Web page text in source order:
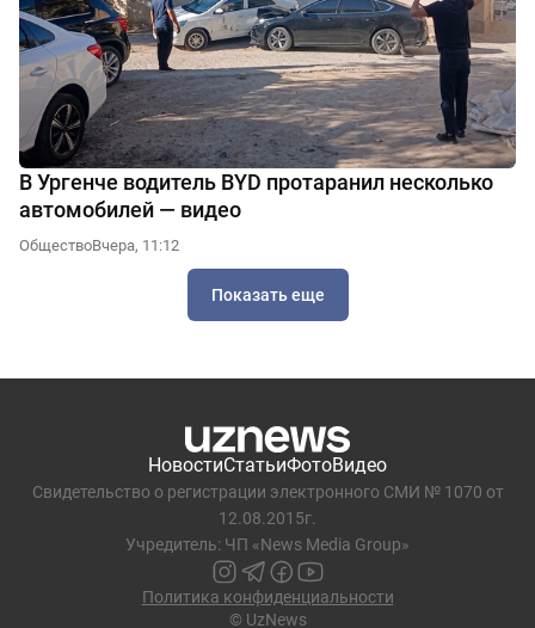
В Ургенче водитель BYD протаранил несколько
автомобилей — видео
ОбществоВчера, 11:12
Показать еще
НовостиСтатьиФотоВидео
Свидетельство о регистрации электронного СМИ № 1070 от
12.08.2015г.
Учредитель: ЧП «News Media Group»
Политика конфиденциальности
© UzNews